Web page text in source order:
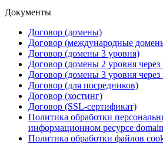
Документы
Договор (домены)
Договор (международные
Договор (домены 3 уровня)
Договор (домены 2 уровня через
Договор (домены 3 уровня через
Договор (для посредников)
Договор (хостинг)
Договор (SSL-сертификат)
Политика обработки
информационном ресурсе
Политика обработки файлов